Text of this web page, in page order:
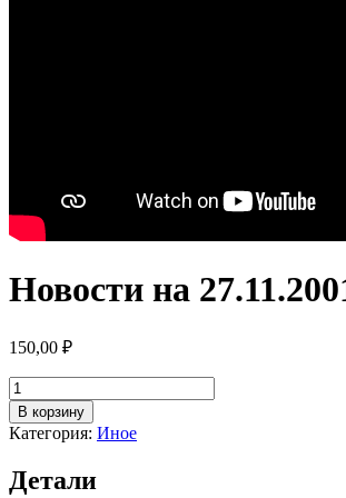
Новости на
150,00 ₽
Количество
товара
Новости
на
В корзину
Категория: Иное
Детали